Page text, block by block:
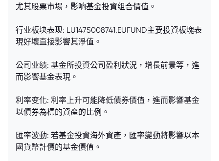
尤其股票市場，影响基金投資组合價值。
行业板块表现: LU1475008741.EUFUND主要投資板塊表
現好壞直接影響其淨值。
公司业绩: 基金所投資公司盈利狀況，增長前景等，進
而影響基金表現。
利率变化: 利率上升可能降低債券價值，進而影響基金
以債券為標的資產的比例。
匯率波動: 若基金投資海外資產，匯率變動將影響以本
國貨幣計價的基金價值。